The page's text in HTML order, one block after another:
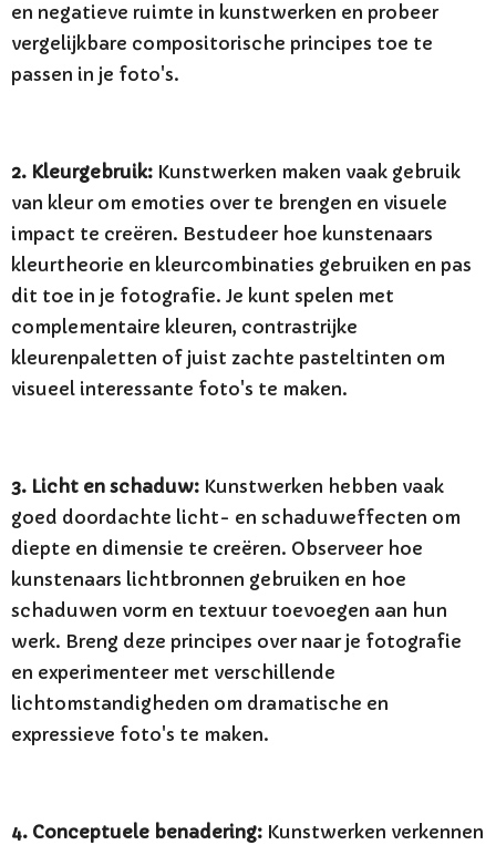
en negatieve ruimte in kunstwerken en probeer
vergelijkbare compositorische principes toe te
passen in je foto's.
2. Kleurgebruik: Kunstwerken maken vaak gebruik
van kleur om emoties over te brengen en visuele
impact te creëren. Bestudeer hoe kunstenaars
kleurtheorie en kleurcombinaties gebruiken en pas
dit toe in je fotografie. Je kunt spelen met
complementaire kleuren, contrastrijke
kleurenpaletten of juist zachte pasteltinten om
visueel interessante foto's te maken.
3. Licht en schaduw: Kunstwerken hebben vaak
goed doordachte licht- en schaduweffecten om
diepte en dimensie te creëren. Observeer hoe
kunstenaars lichtbronnen gebruiken en hoe
schaduwen vorm en textuur toevoegen aan hun
werk. Breng deze principes over naar je fotografie
en experimenteer met verschillende
lichtomstandigheden om dramatische en
expressieve foto's te maken.
4. Conceptuele benadering: Kunstwerken verkennen